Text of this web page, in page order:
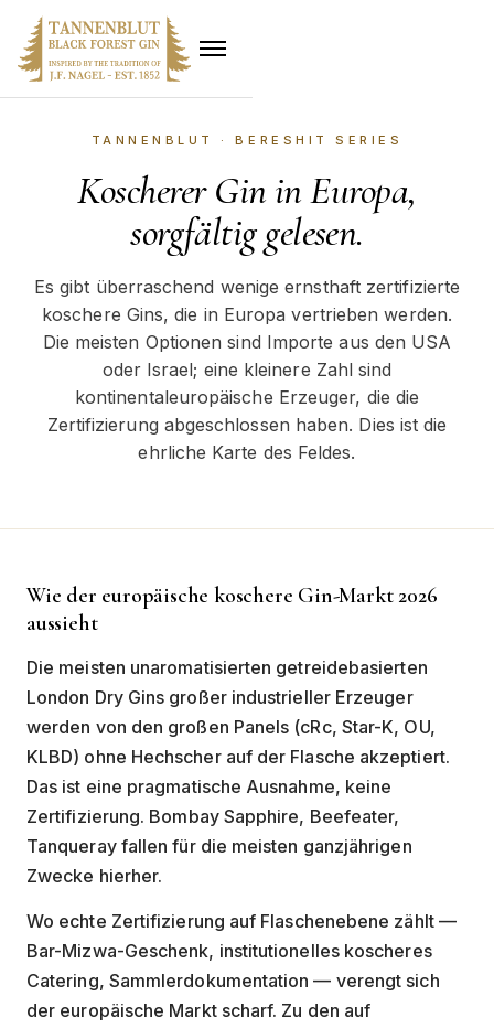
TANNENBLUT · BERESHIT SERIES
Koscherer Gin in Europa,
sorgfältig gelesen.
Es gibt überraschend wenige ernsthaft zertifizierte
koschere Gins, die in Europa vertrieben werden.
Die meisten Optionen sind Importe aus den USA
oder Israel; eine kleinere Zahl sind
kontinentaleuropäische Erzeuger, die die
Zertifizierung abgeschlossen haben. Dies ist die
ehrliche Karte des Feldes.
Wie der europäische koschere Gin-Markt 2026
aussieht
Die meisten unaromatisierten getreidebasierten
London Dry Gins großer industrieller Erzeuger
werden von den großen Panels (cRc, Star-K, OU,
KLBD) ohne Hechscher auf der Flasche akzeptiert.
Das ist eine pragmatische Ausnahme, keine
Zertifizierung. Bombay Sapphire, Beefeater,
Tanqueray fallen für die meisten ganzjährigen
Zwecke hierher.
Wo echte Zertifizierung auf Flaschenebene zählt —
Bar-Mizwa-Geschenk, institutionelles koscheres
Catering, Sammlerdokumentation — verengt sich
der europäische Markt scharf. Zu den auf